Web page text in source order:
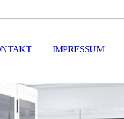
IMPRESSUM